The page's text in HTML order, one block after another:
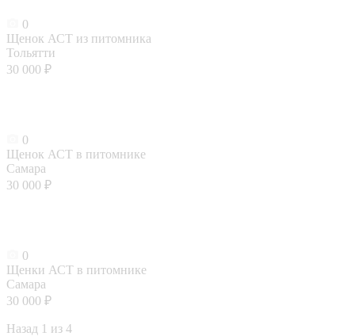
0
Щенок АСТ из питомника
Тольятти
30 000 ₽
0
Щенок АСТ в питомнике
Самара
30 000 ₽
0
Щенки АСТ в питомнике
Самара
30 000 ₽
Назад 1 из 4